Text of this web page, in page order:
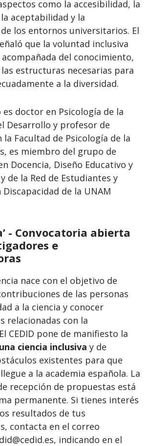
como la accesibilidad, la
aceptabilidad y la
los entornos universitarios. El
que la voluntad inclusiva
del conocimiento,
estructuras necesarias para
a la diversidad.
es doctor en Psicología de la
Desarrollo y profesor de
la Facultad de Psicología de la
es miembro del grupo de
Docencia, Diseño Educativo y
y de la Red de Estudiantes y
Discapacidad de la UNAM
- Convocatoria abierta
e
nace con el objetivo de
de las personas
a la ciencia y conocer
relacionadas con la
CEDID pone de manifiesto la
ciencia inclusiva y de
existentes para que
a la academia española. La
recepción de propuestas está
permanente. Si tienes interés
resultados de tus
contacta en el correo
indicando en el